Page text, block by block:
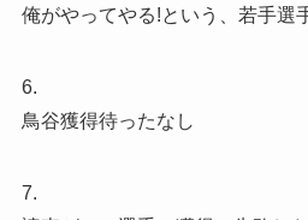
俺がやってやる!という、若手選
6.
鳥谷獲得待ったなし
7.